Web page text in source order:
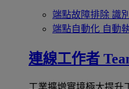
端點故障排除 識
端點自動化 自動
連線工作者